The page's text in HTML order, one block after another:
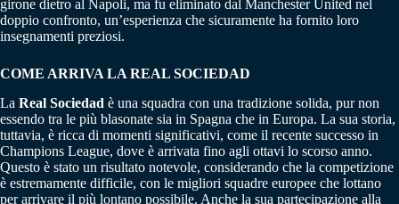
girone dietro al Napoli, ma fu eliminato dal Manchester United nel
doppio confronto, un’esperienza che sicuramente ha fornito loro
insegnamenti preziosi.
COME ARRIVA LA REAL SOCIEDAD
La Real Sociedad è una squadra con una tradizione solida, pur non
essendo tra le più blasonate sia in Spagna che in Europa. La sua storia,
tuttavia, è ricca di momenti significativi, come il recente successo in
Champions League, dove è arrivata fino agli ottavi lo scorso anno.
Questo è stato un risultato notevole, considerando che la competizione
è estremamente difficile, con le migliori squadre europee che lottano
per arrivare il più lontano possibile. Anche la sua partecipazione alla